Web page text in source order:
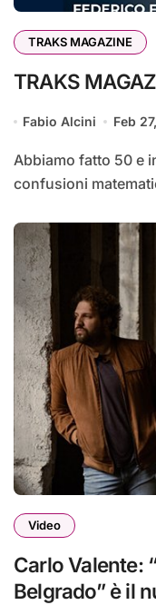
TRAKS MAGAZINE
TRAKS
Fabio Alcini Feb
Abbiamo fatto 50 e in copertina abbiamo messo Mille:
confusioni
Video
Carlo Valente:
Belgrado” è il